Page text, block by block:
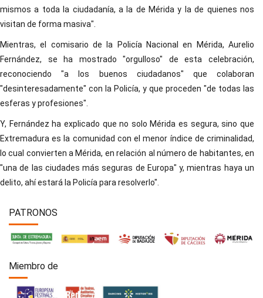
mismos a toda la ciudadanía, a la de Mérida y la de quienes nos
visitan de forma masiva".
Mientras, el comisario de la Policía Nacional en Mérida, Aurelio
Fernández, se ha mostrado "orgulloso" de esta celebración,
reconociendo "a los buenos ciudadanos" que colaboran
"desinteresadamente" con la Policía, y que proceden "de todas las
esferas y profesiones".
Y, Fernández ha explicado que no solo Mérida es segura, sino que
Extremadura es la comunidad con el menor índice de criminalidad,
lo cual convierten a Mérida, en relación al número de habitantes, en
"una de las ciudades más seguras de Europa" y, mientras haya un
delito, ahí estará la Policía para resolverlo".
PATRONOS
Miembro de